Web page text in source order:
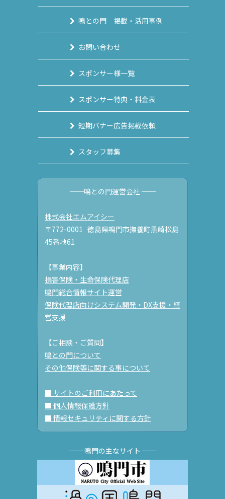
鳴との門 掲載・活用事例
お問い合わせ
スポンサー様一覧
スポンサー特典・料金表
短期バナー広告掲載依頼
スタッフ募集
──鳴との門運営会社 ──
株式会社エムアイシー
〒772-0001 徳島県鳴門市撫養町黒崎松島
45番地61
【事業内容】
損害保険・生命保険代理店
鳴門総合情報サイト運営
保険代理店向けシステム開発・DX支援・経
営支援
【ご相談・ご質問】
鳴との門について
その他保険等に関する事について
■ サイトのご利用にあたって
■ 個人情報保護方針
■ 情報セキュリティに関する方針
── 鳴門の主なサイト ──